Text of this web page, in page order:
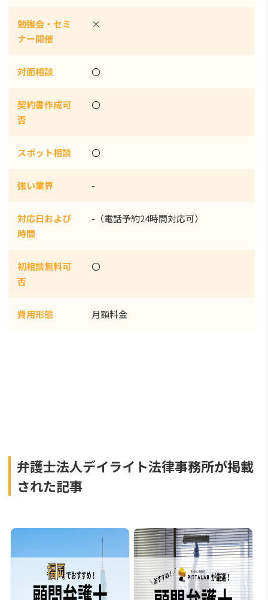
勉強会・セミ
ナー開催
×
対面相談 〇
契約書作成可
否
〇
スポット相談 〇
強い業界 -
対応日および
時間
-（電話予約24時間対応可）
初相談無料可
否
〇
費用形態 月額料金
弁護士法人デイライト法律事務所が掲載
された記事